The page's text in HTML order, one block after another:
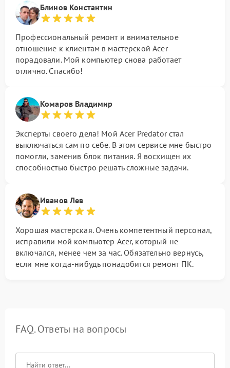
Блинов Константин
Профессиональный ремонт и внимательное
отношение к клиентам в мастерской Acer
порадовали. Мой компьютер снова работает
отлично. Спасибо!
Комаров Владимир
Эксперты своего дела! Мой Acer Predator стал
выключаться сам по себе. В этом сервисе мне быстро
помогли, заменив блок питания. Я восхищен их
способностью быстро решать сложные задачи.
Иванов Лев
Хорошая мастерская. Очень компетентный персонал,
исправили мой компьютер Acer, который не
включался, менее чем за час. Обязательно вернусь,
если мне когда-нибудь понадобится ремонт ПК.
FAQ. Ответы на вопросы